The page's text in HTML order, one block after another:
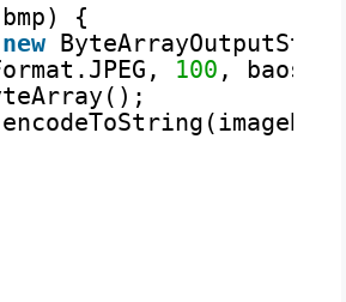
{
new
100 , baos);